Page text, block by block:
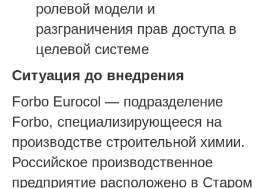
ролевой модели и
разграничения прав доступа в
целевой системе
Ситуация до внедрения
Forbo Eurocol — подразделение
Forbo, специализирующееся на
производстве строительной химии.
Российское производственное
предприятие расположено в Старом